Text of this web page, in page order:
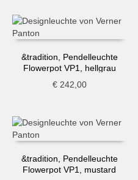
&tradition, Pendelleuchte
Flowerpot VP1, hellgrau
€242,00
&tradition, Pendelleuchte
Flowerpot VP1, mustard